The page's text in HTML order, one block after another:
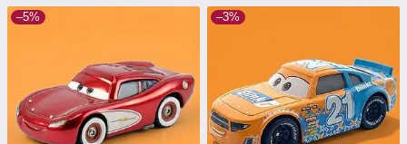
–5% –3%